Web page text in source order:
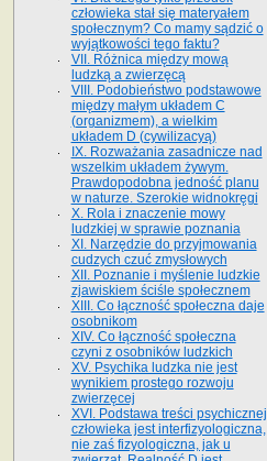
człowieka stał się materyałem
społecznym? Co mamy sądzić o
wyjątkowości tego faktu?
VII. Różnica między mową
ludzką a zwierzęcą
VIII. Podobieństwo podstawowe
między małym układem C
(organizmem), a wielkim
układem D (cywilizacyą)
IX. Rozważania zasadnicze nad
wszelkim układem żywym.
Prawdopodobna jedność planu
w naturze. Szerokie widnokręgi
X. Rola i znaczenie mowy
ludzkiej w sprawie poznania
XI. Narzędzie do przyjmowania
cudzych czuć zmysłowych
XII. Poznanie i myślenie ludzkie
zjawiskiem ściśle społecznem
XIII. Co łączność społeczna daje
osobnikom
XIV. Co łączność społeczna
czyni z osobników ludzkich
XV. Psychika ludzka nie jest
wynikiem prostego rozwoju
zwierzęcej
XVI. Podstawa treści psychicznej
człowieka jest interfizyologiczna,
nie zaś fizyologiczna, jak u